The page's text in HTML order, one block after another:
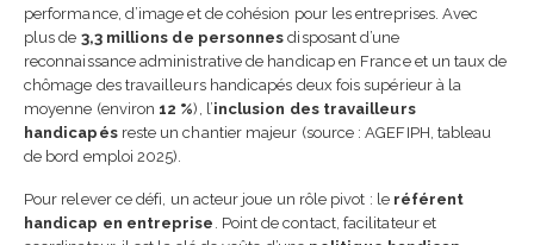
performance, d’image et de cohésion pour les entreprises. Avec
plus de 3,3 millions de personnes disposant d’une
reconnaissance administrative de handicap en France et un taux de
chômage des travailleurs handicapés deux fois supérieur à la
moyenne (environ 12 %), l’inclusion des travailleurs
handicapésreste un chantier majeur (source : AGEFIPH, tableau
de bord emploi 2025).
Pour relever ce défi, un acteur joue un rôle pivot : le référent
handicap en entreprise . Point de contact, facilitateur et
en 2026 : guide complet
check-list
5 août 2026
Passeport de prévention
2026 : obligations,
24 juin 2026